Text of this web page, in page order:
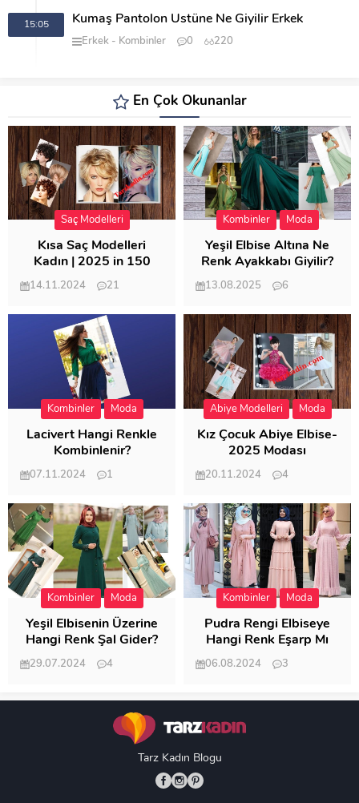
15:05 Kumaş Pantolon Üstüne Ne Giyilir Erkek
Erkek Kombinler 0 220
En Çok Okunanlar
Saç Modelleri
Kısa Saç Modelleri
Kadın | 2025 in 150
Modeli
14.11.2024
21
Kombinler Moda
Yeşil Elbise Altına Ne
Renk Ayakkabı Giyilir?
13.08.2025
6
Kombinler Moda
Lacivert Hangi Renkle
Kombinlenir?
07.11.2024
1
Abiye Modelleri Moda
Kız Çocuk Abiye Elbise-
2025 Modası
20.11.2024
4
Kombinler Moda
Yeşil Elbisenin Üzerine
Hangi Renk Şal Gider?
29.07.2024
4
Kombinler Moda
Pudra Rengi Elbiseye
Hangi Renk Eşarp Mı
Dedi Birisi
06.08.2024
3
Tarz Kadın Blogu